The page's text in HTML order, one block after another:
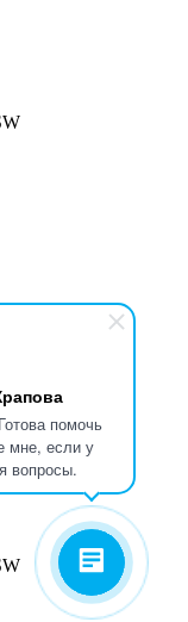
помочь
мне, если у
вопросы.